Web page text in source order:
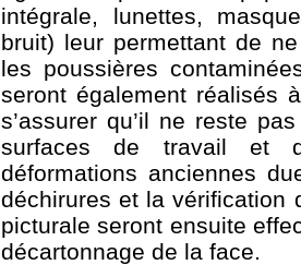
intégrale, lunettes,
bruit) leur permettant de
les poussières
seront également réalisés
s’assurer qu’il ne reste
surfaces de travail et
déformations anciennes
déchirures et la vérification
picturale seront ensuite
décartonnage de la face.